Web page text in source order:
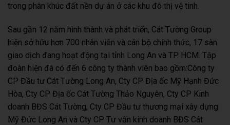
trong phân khúc đất nền dự án ở các khu đô thị vệ tinh.
Sau gần 12 năm hình thành và phát triển, Cát Tường Group
hiện sở hữu hơn 700 nhân viên và cán bộ chính thức, 17 sàn
giao dịch đang hoạt động tại tỉnh Long An và TP. HCM. Tập
đoàn hiện đã có đến 6 công ty thành viên bao gồm:Công ty
CP Đầu tư Cát Tường Long An, Cty CP Địa ốc Mỹ Hạnh Đức
Hòa, Cty CP Địa ốc Cát Tường Thảo Nguyên, Cty CP Kinh
doanh BĐS Cát Tường, Cty CP Đầu tư thương mại xây dựng
Mỹ Đức Long An và Cty CP Tư vấn kinh doanh BĐS Cát